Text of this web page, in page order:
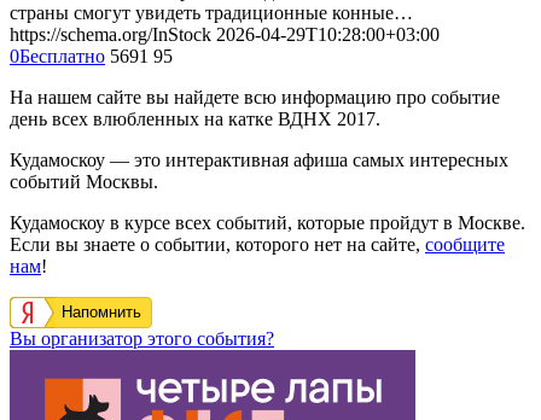
страны смогут увидеть традиционные конные…
https://schema.org/InStock 2026-04-29T10:28:00+03:00
0Бесплатно 5691 95
На нашем сайте вы найдете всю информацию про событие
день всех влюбленных на катке ВДНХ 2017.
Кудамоскоу — это интерактивная афиша самых интересных
событий Москвы.
Кудамоскоу в курсе всех событий, которые пройдут в Москве.
Если вы знаете о событии, которого нет на сайте, сообщите
нам!
Напомнить
Вы организатор этого события?